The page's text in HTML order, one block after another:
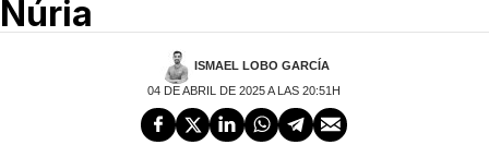
Núria
ISMAEL LOBO GARCÍA
04 DE ABRIL DE 2025 A LAS 20:51H